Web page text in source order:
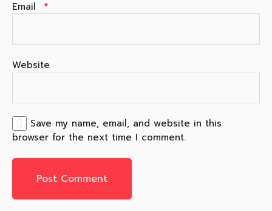
Email *
Website
Save my name, email, and website in this
browser for the next time I comment.